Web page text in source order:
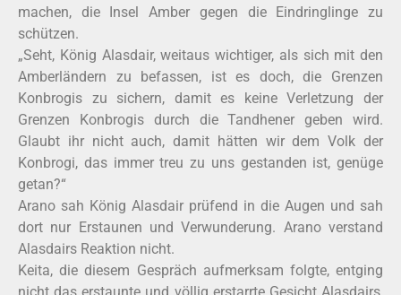
machen, die Insel Amber gegen die Eindringlinge zu
schützen.
„Seht, König Alasdair, weitaus wichtiger, als sich mit den
Amberländern zu befassen, ist es doch, die Grenzen
Konbrogis zu sichern, damit es keine Verletzung der
Grenzen Konbrogis durch die Tandhener geben wird.
Glaubt ihr nicht auch, damit hätten wir dem Volk der
Konbrogi, das immer treu zu uns gestanden ist, genüge
getan?“
Arano sah König Alasdair prüfend in die Augen und sah
dort nur Erstaunen und Verwunderung. Arano verstand
Alasdairs Reaktion nicht.
Keita, die diesem Gespräch aufmerksam folgte, entging
nicht das erstaunte und völlig erstarrte Gesicht Alasdairs,